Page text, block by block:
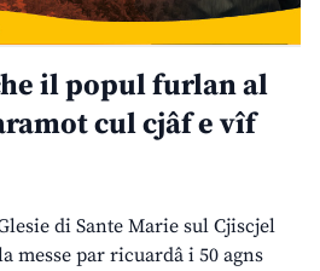
il popul furlan al
cul cjâf e vîf
di Sante Marie sul Cjiscjel
messe par ricuardâ i 50 agns